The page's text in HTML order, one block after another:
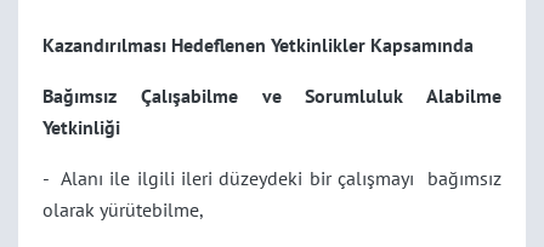
Kazandırılması Hedeflenen Yetkinlikler Kapsamında
Bağımsız Çalışabilme ve Sorumluluk Alabilme
Yetkinliği
- Alanı ile ilgili ileri düzeydeki bir çalışmayı bağımsız
olarak yürütebilme,